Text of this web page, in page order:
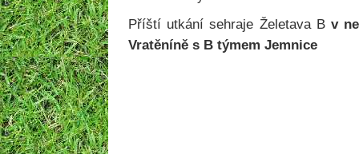
Příští utkání sehraje Želetava B v
Vratěníně s B týmem Jemnice